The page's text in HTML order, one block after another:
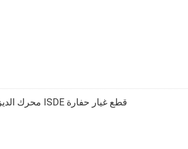
قطع غيار حفارة ISDE محرك الديزل حزام الموتر 4987964 للكمون